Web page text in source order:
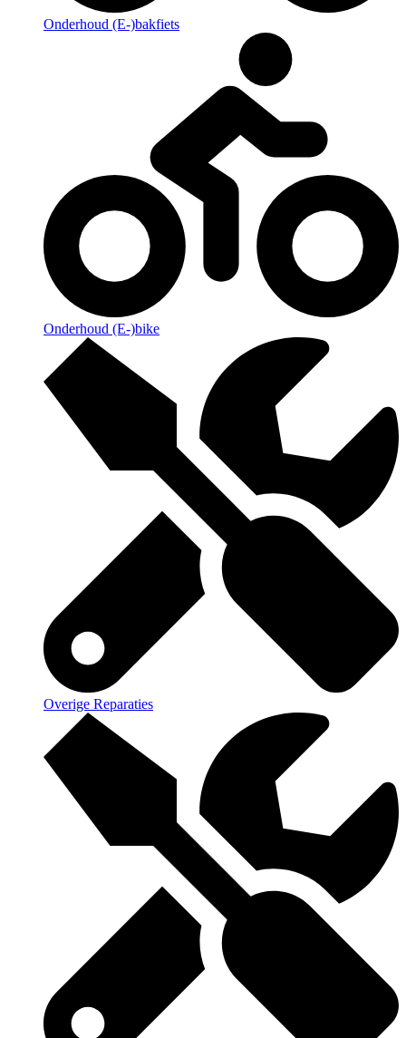
Onderhoud (E-)bakfiets
Onderhoud (E-)bike
Overige Reparaties